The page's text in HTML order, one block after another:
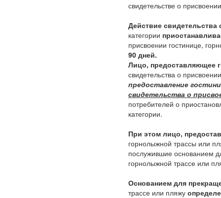
свидетельстве о
Действие свидетельства
категории
присвоении гостинице,
90 дней.
Лицо, предоставляющее
свидетельства о
предоставление
свидетельства о
потребителей о
категории.
При этом лицо,
горнолыжной трассы или
послужившие основанием
горнолыжной трассе или
Основанием для
трассе или пляжу